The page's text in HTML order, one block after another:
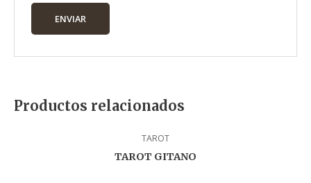
Productos relacionados
TAROT
TAROT GITANO